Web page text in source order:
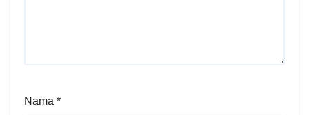
Nama *